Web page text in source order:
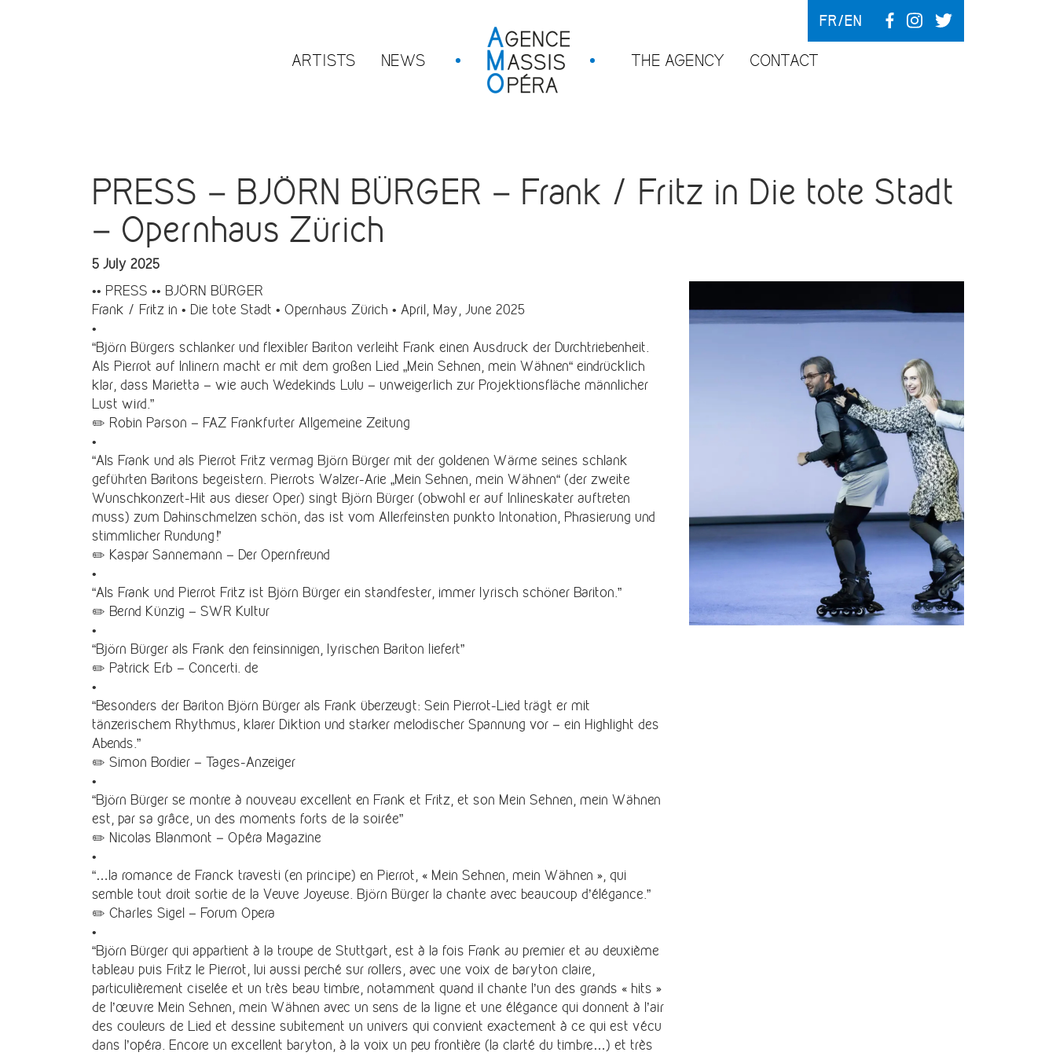
ARTISTS NEWS THE AGENCY CONTACT
FR EN
PRESS – BJÖRN BÜRGER – Frank / Fritz in Die tote Stadt
– Opernhaus Zürich
5 July 2025
•• PRESS •• BJÖRN BÜRGER
Frank / Fritz in • Die tote Stadt • Opernhaus Zürich • April, May, June 2025
•
“Björn Bürgers schlanker und flexibler Bariton verleiht Frank einen Ausdruck der Durchtriebenheit.
Als Pierrot auf Inlinern macht er mit dem großen Lied „Mein Sehnen, mein Wähnen“ eindrücklich
klar, dass Marietta – wie auch Wedekinds Lulu – unweigerlich zur Projektionsfläche männlicher
Lust wird.”
✏️ Robin Parson – FAZ Frankfurter Allgemeine Zeitung
•
“Als Frank und als Pierrot Fritz vermag Björn Bürger mit der goldenen Wärme seines schlank
geführten Baritons begeistern. Pierrots Walzer-Arie „Mein Sehnen, mein Wähnen“ (der zweite
Wunschkonzert-Hit aus dieser Oper) singt Björn Bürger (obwohl er auf Inlineskater auftreten
muss) zum Dahinschmelzen schön, das ist vom Allerfeinsten punkto Intonation, Phrasierung und
stimmlicher Rundung!”
✏️ Kaspar Sannemann – Der Opernfreund
•
“Als Frank und Pierrot Fritz ist Björn Bürger ein standfester, immer lyrisch schöner Bariton.”
✏️ Bernd Künzig – SWR Kultur
•
“Björn Bürger als Frank den feinsinnigen, lyrischen Bariton liefert”
✏️ Patrick Erb – Concerti. de
•
“Besonders der Bariton Björn Bürger als Frank überzeugt: Sein Pierrot-Lied trägt er mit
tänzerischem Rhythmus, klarer Diktion und starker melodischer Spannung vor – ein Highlight des
Abends.”
✏️ Simon Bordier – Tages-Anzeiger
•
“Björn Bürger se montre à nouveau excellent en Frank et Fritz, et son Mein Sehnen, mein Wähnen
est, par sa grâce, un des moments forts de la soirée”
✏️ Nicolas Blanmont – Opéra Magazine
•
“…la romance de Franck travesti (en principe) en Pierrot, « Mein Sehnen, mein Wähnen », qui
semble tout droit sortie de la Veuve Joyeuse. Björn Bürger la chante avec beaucoup d’élégance.”
✏️ Charles Sigel – Forum Opera
•
“Björn Bürger qui appartient à la troupe de Stuttgart, est à la fois Frank au premier et au deuxième
tableau puis Fritz le Pierrot, lui aussi perché sur rollers, avec une voix de baryton claire,
particulièrement ciselée et un très beau timbre, notamment quand il chante l’un des grands « hits »
de l’œuvre Mein Sehnen, mein Wähnen avec un sens de la ligne et une élégance qui donnent à l’air
des couleurs de Lied et dessine subitement un univers qui convient exactement à ce qui est vécu
dans l’opéra. Encore un excellent baryton, à la voix un peu frontière (la clarté du timbre…) et très